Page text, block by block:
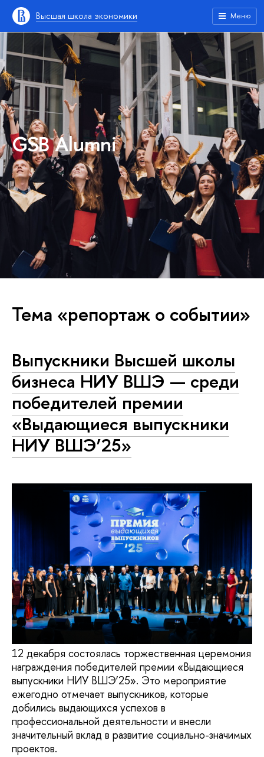
Высшая школа экономики Меню
GSB Alumni
Тема «репортаж о событии»
Выпускники Высшей школы
бизнеса НИУ ВШЭ — среди
победителей премии
«Выдающиеся выпускники
НИУ ВШЭ’25»
12 декабря состоялась торжественная церемония
награждения победителей премии «Выдающиеся
выпускники НИУ ВШЭ’25». Это мероприятие
ежегодно отмечает выпускников, которые
добились выдающихся успехов в
профессиональной деятельности и внесли
значительный вклад в развитие социально-значимых
проектов.